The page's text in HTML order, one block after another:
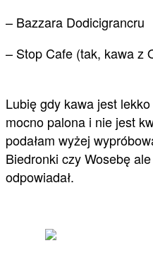
– Bazzara Dodicigrancru
– Stop Cafe (tak, kawa z
Lubię gdy kawa jest
mocno palona i nie jest
podałam wyżej
Biedronki czy Wosebę
odpowiadał.